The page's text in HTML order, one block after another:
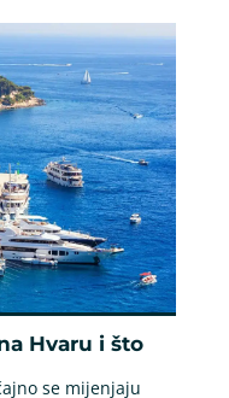
Hvaru i što
se mijenjaju